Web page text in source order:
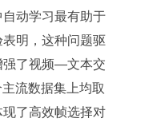
动学习最有助于
明，这种问题驱
强了视频—文本交
流数据集上均取
了高效帧选择对